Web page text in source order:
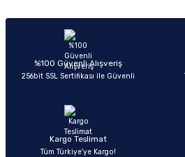
Ürün açıklamasında eksik bilgiler
Ürün bilgilerinde hatalar bulunuyor.
Ürün fiyatı diğer sitelerden daha pahalı.
Sitemize ilk yorumu
%100 Güvenli Alışveriş
256bit SSL Sertifikası ile Güvenli
Kargo Teslimat
Tüm Türkiye’ye Kargo!